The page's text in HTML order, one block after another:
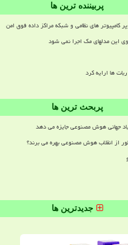
پربیننده ترین ها
کامپیوتر های نظامی و شبکه مراکز داده فوق امن
ها ارایه کرد
پربحث ترین ها
جهانی هوش مصنوعی جایزه می دهد
از انقلاب هوش مصنوعی بهره می برند؟
جدیدترین ها